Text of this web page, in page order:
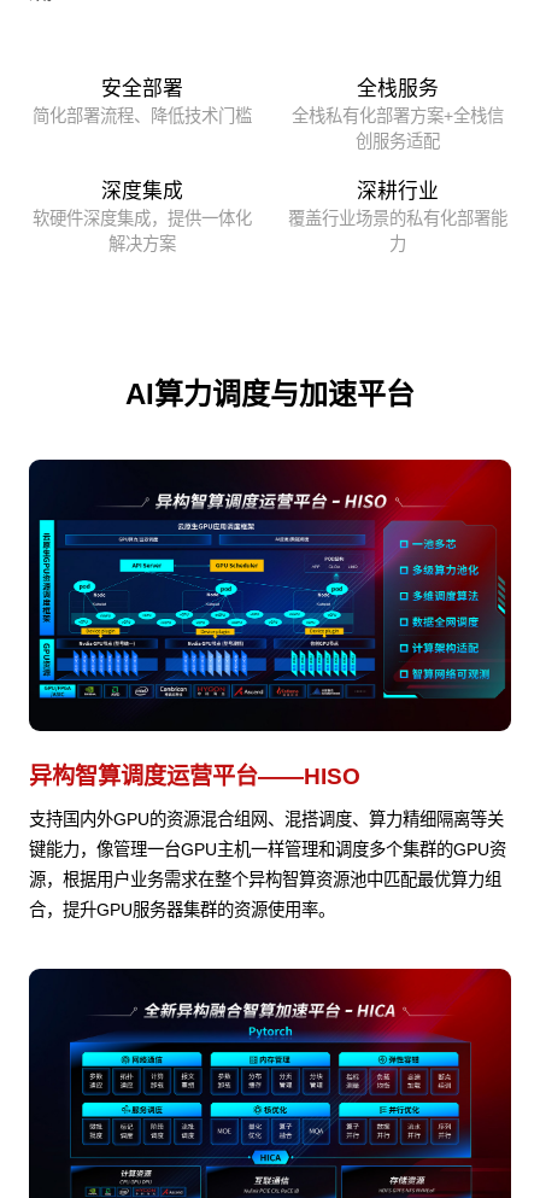
安全部署
简化部署流程、降低技术门槛
全栈服务
全栈私有化部署方案+全栈信
创服务适配
深度集成
软硬件深度集成，提供一体化
解决方案
深耕行业
覆盖行业场景的私有化部署能
力
AI算力调度与加速平台
异构智算调度运营平台——HISO
支持国内外GPU的资源混合组网、混搭调度、算力精细隔离等关
键能力，像管理一台GPU主机一样管理和调度多个集群的GPU资
源，根据用户业务需求在整个异构智算资源池中匹配最优算力组
合，提升GPU服务器集群的资源使用率。